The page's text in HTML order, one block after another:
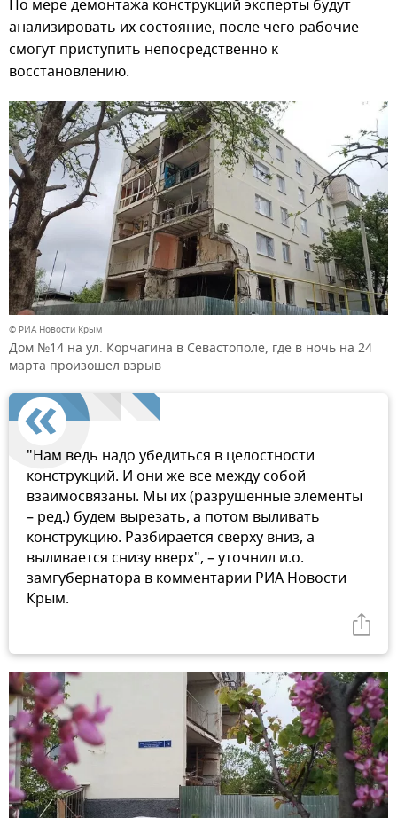
По мере демонтажа конструкций эксперты будут
анализировать их состояние, после чего рабочие
смогут приступить непосредственно к
восстановлению.
© РИА Новости Крым
Дом №14 на ул. Корчагина в Севастополе, где в ночь на 24
марта произошел взрыв
"Нам ведь надо убедиться в целостности
конструкций. И они же все между собой
взаимосвязаны. Мы их (разрушенные элементы
– ред.) будем вырезать, а потом выливать
конструкцию. Разбирается сверху вниз, а
выливается снизу вверх", – уточнил и.о.
замгубернатора в комментарии РИА Новости
Крым.